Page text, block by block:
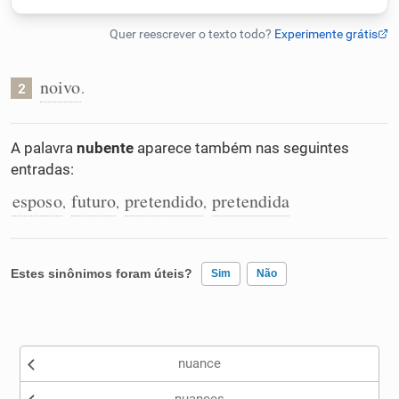
Humanizador de IA
Conexões
Caça-palavras
2 noivo.
A palavra nubente aparece também nas seguintes
entradas:
esposo, futuro, pretendido, pretendida
Estes sinônimos foram úteis? Sim Não
Nenhum dos sinônimos apresentados me ajudou
nuance